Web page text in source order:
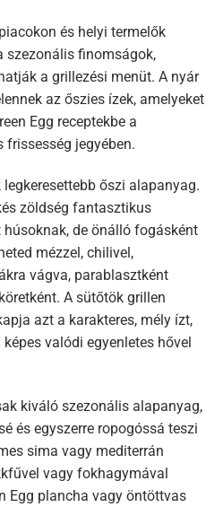
és helyi termelők
szezonális finomságok,
a grillezési menüt. A nyár
az őszies ízek, amelyeket
Egg receptekbe a
frissesség jegyében.
őszi alapanyag.
zöldség fantasztikus
de önálló fogásként
mézzel, chilivel,
vágva, parablasztként
A sütőtök grillen
azt a karakteres, mély ízt,
valódi egyenletes hővel
kiváló szezonális alapanyag,
és egyszerre ropogóssá teszi
sima vagy mediterrán
vagy fokhagymával
Egg plancha vagy öntöttvas